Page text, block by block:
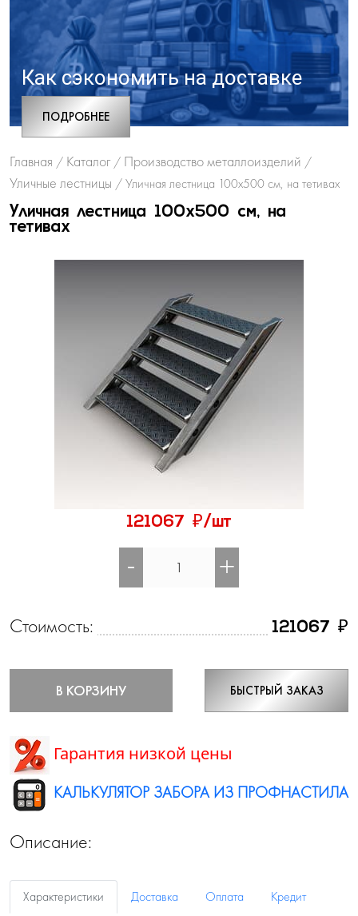
Как сэкономить на доставке
ПОДРОБНЕЕ
Главная / Каталог / Производство металлоизделий /
Уличные лестницы /Уличная лестница 100х500 см, на тетивах
Уличная лестница 100х500 см, на
тетивах
121067 ₽/шт
- +
Стоимость: 121067 ₽
В КОРЗИНУ БЫСТРЫЙ ЗАКАЗ
Гарантия низкой цены
КАЛЬКУЛЯТОР ЗАБОРА ИЗ ПРОФНАСТИЛА
Описание:
Характеристики Доставка Оплата
Кредит